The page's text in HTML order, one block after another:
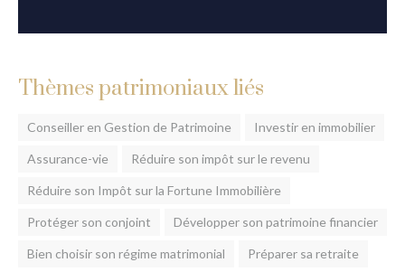
Thèmes patrimoniaux liés
Conseiller en Gestion de Patrimoine Investir en immobilier
Assurance-vie Réduire son impôt sur le revenu
Réduire son Impôt sur la Fortune Immobilière
Protéger son conjoint Développer son patrimoine financier
Bien choisir son régime matrimonial Préparer sa retraite